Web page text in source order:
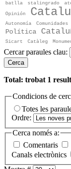
batlla
stalingrado
Opinión
Autonomía
Comunidades
Política
Sicart
Catàleg
Cercar paraules clau:
Cerca
Total: trobat 1
Condicions de
Totes les
Ordre:
Cerca només a:
Comentaris
Canals electrònics